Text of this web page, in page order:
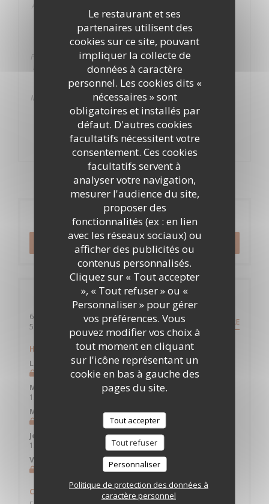
Le restaurant et ses
partenaires utilisent des
cookies sur ce site, pouvant
impliquer la collecte de
données à caractère
personnel. Les cookies dits «
nécessaires » sont
obligatoires et installés par
défaut. D'autres cookies
facultatifs nécessitent votre
consentement. Ces cookies
facultatifs servent à
analyser votre navigation,
mesurer l'audience du site,
proposer des
fonctionnalités (ex : en lien
avec les réseaux sociaux) ou
afficher des publicités ou
contenus personnalisés.
Cliquez sur « Tout accepter
», « Tout refuser » ou «
Personnaliser » pour gérer
vos préférences. Vous
pouvez modifier vos choix à
tout moment en cliquant
sur l'icône représentant un
cookie en bas à gauche des
pages du site.
Tout accepter
Tout refuser
Personnaliser
Politique de protection des données à
caractère personnel
Amuse bouche : La Fantaisie du chicon, Moule-
Frite, Gougère au Maroilles
Entrée : Ballotine de saumon, sablé au thym,
jeunes pousses d'épinard, sauce Paloise à le
Fleur de Bière
Plat : Coquelet en deux façons : le suprême rôti,
la cuisse en Pastilla, déclinaison de panais, jus
court au genièvre
Dessert : Moka chicorée
Mignardises : Canne de Saint Nicolas, Etoiles au
sucre, Gaufres fourrées vergeoise/rhum
Eaux plate et gazeuse, café et thé compris
Alcool en supplément
Réservation
Infos pratiques
6 rue Hector Berlioz
59700 Marcq en Baroeul
((ouvre une nouvelle fenêtre))ITINÉRAIRE
Horaires
Lundi
Mardi
12h15 - 14h00
Mercredi
Jeudi
12h15 - 14h00
Ven
Cuisine